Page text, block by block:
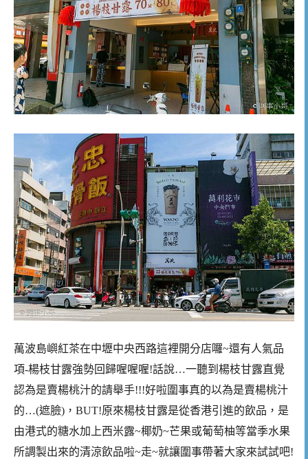
萬波島嶼紅茶在中壢中央西路這裡開分店囉~還有人氣品
項-楊枝甘露強勢回歸喔喔喔!話說…一聽到楊枝甘露直覺
認為是賣楊桃汁的請舉手!!!好啦圍事真的以為是賣楊桃汁
的…(遮臉)，BUT!原來楊枝甘露是從香港引進的飲品，是
由港式的糖水加上西米露~椰奶~芒果或葡萄柚等當季水果
所調製出來的清涼飲品啦~走~就讓圍事帶著大家來試試吧!